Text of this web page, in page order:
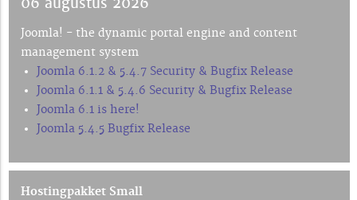
Joomla! - the dynamic portal engine and content
management system
Joomla 6.1.2 & 5.4.7 Security & Bugfix Release
Joomla 6.1.1 & 5.4.6 Security & Bugfix Release
Joomla 6.1 is here!
Joomla 5.4.5 Bugfix Release
Hostingpakket Small